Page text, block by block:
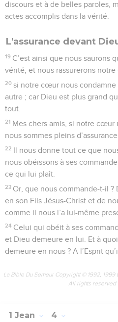
discours et à de belles paroles,
actes accomplis dans la vérité.
L'assurance devant
19 C’est ainsi que nous saurons
vérité, et nous rassurerons
20 si notre cœur nous condamne
autre ; car Dieu est plus grand
tout.
21 Mes chers amis, si notre cœur
nous sommes pleins
22 Il nous donne tout ce que
nous obéissons à ses
ce qui lui plaît.
23 Or, que nous commande-t-il ?
en son Fils Jésus-Christ et de
comme il nous l’a lui-même
24 Celui qui obéit à ses
et Dieu demeure en lui. Et à
demeure en nous ? A l’Esprit
La Bible Du Semeur Copyright © 1992,
All rights reserved
1 Jean 4